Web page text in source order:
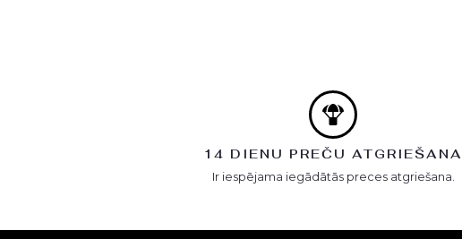
14 DIENU PREČU ATGRIEŠANA
Ir iespējama iegādātās preces atgriešana.